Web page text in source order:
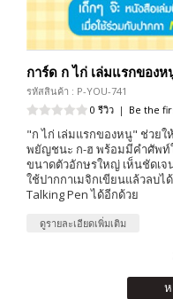
การ์ด ก ไก่ เล่มแรกของห
รหัสสินค้า : P-YOU-741
0 รีวิว | Be the
"ก ไก่ เล่มแรกของหนู" ช่วยใ
พยัญชนะ ก-ฮ พร้อมมีคำศัพท์
ขนาดตัวอักษรใหญ่ เห็นชัดเจ
ใช้ปากกาเมจิกเขียนแล้วลบไ
Talking Pen ได้อีกด้วย
ดูรายละเอียดเพิ่มเติม